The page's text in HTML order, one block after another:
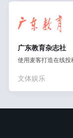
广东教育杂志社
使用麦客打造在线
文体娱乐